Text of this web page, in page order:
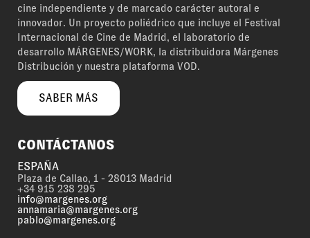
cine independiente y de marcado carácter autoral e
innovador. Un proyecto poliédrico que incluye el Festival
Internacional de Cine de Madrid, el laboratorio de
desarrollo MÁRGENES/WORK, la distribuidora Márgenes
Distribución y nuestra plataforma VOD.
SABER MÁS
CONTÁCTANOS
ESPAÑA
Plaza de Callao, 1 - 28013 Madrid
+34 915 238 295
info@margenes.org
annamaria@margenes.org
pablo@margenes.org